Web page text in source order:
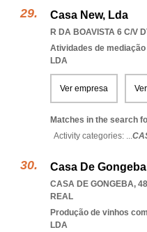
Casa New, Lda
R DA BOAVISTA 6 C/V
Atividades de
LDA
Ver empresa
Matches in the search
Activity categories: ...
Casa De
CASA DE GONGEBA,
REAL
Produção de vinhos
LDA